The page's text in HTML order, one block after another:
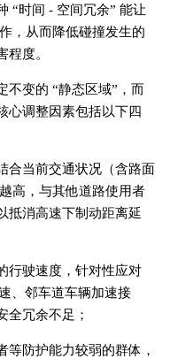
“时间 - 空间冗余” 能让
，从而降低碰撞发生的
度。
不变的 “静态区域”，而
心调整因素包括以下四
合当前交通状况（含路面
高，与其他道路使用者
抵消高速下制动距离延
行驶速度，针对性应对
、邻车道车辆加速接
全冗余不足；
等防护能力较弱的群体，